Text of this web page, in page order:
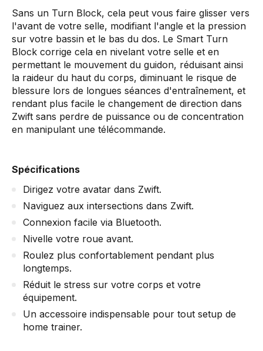
Sans un Turn Block, cela peut vous faire glisser vers
l'avant de votre selle, modifiant l'angle et la pression
sur votre bassin et le bas du dos. Le Smart Turn
Block corrige cela en nivelant votre selle et en
permettant le mouvement du guidon, réduisant ainsi
la raideur du haut du corps, diminuant le risque de
blessure lors de longues séances d'entraînement, et
rendant plus facile le changement de direction dans
Zwift sans perdre de puissance ou de concentration
en manipulant une télécommande.
Spécifications
Dirigez votre avatar dans Zwift.
Naviguez aux intersections dans Zwift.
Connexion facile via Bluetooth.
Nivelle votre roue avant.
Roulez plus confortablement pendant plus
longtemps.
Réduit le stress sur votre corps et votre
équipement.
Un accessoire indispensable pour tout setup de
home trainer.